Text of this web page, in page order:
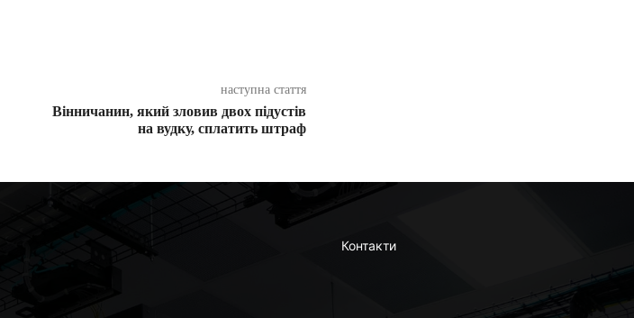
наступна стаття
Вінничанин, який зловив двох підустів
на вудку, сплатить штраф
Контакти